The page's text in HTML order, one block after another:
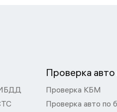
Проверка
Проверка КБМ
Проверка авто